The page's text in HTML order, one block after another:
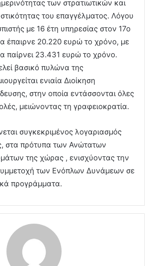
των στρατιωτικών και
του επαγγέλματος. Λόγου
με 16 έτη υπηρεσίας στον 17ο
έπαιρνε 20.220 ευρώ το χρόνο, με
παίρνει 23.431 ευρώ το χρόνο.
βασικό πυλώνα της
ενιαία Διοίκηση
στην οποία εντάσσονται όλες
μειώνοντας τη γραφειοκρατία.
συγκεκριμένος λογαριασμός
στα πρότυπα των Ανώτατων
της χώρας , ενισχύοντας την
των Ενόπλων Δυνάμεων σε
προγράμματα.